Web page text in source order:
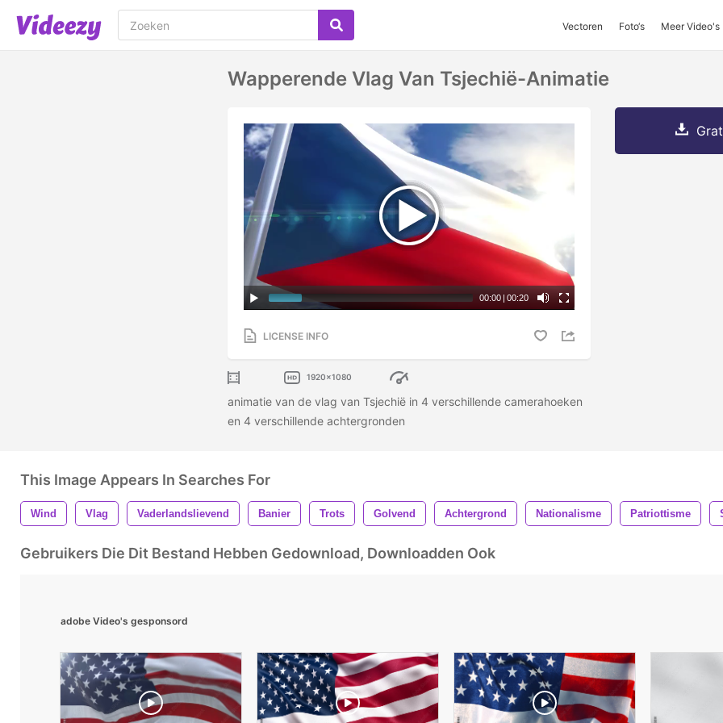
Vectoren Foto‘s Meer Video's
Wapperende Vlag Van Tsjechië-Animatie
00:00 | 00:20
LICENSE INFO
1920x1080
animatie van de vlag van Tsjechië in 4 verschillende camerahoeken
en 4 verschillende achtergronden
This Image Appears In Searches For
Wind Vlag Vaderlandslievend Banier Trots Golvend Achtergrond Nationalisme Patriottisme
Gebruikers Die Dit Bestand Hebben Gedownload, Downloadden Ook
adobe Video's gesponsord